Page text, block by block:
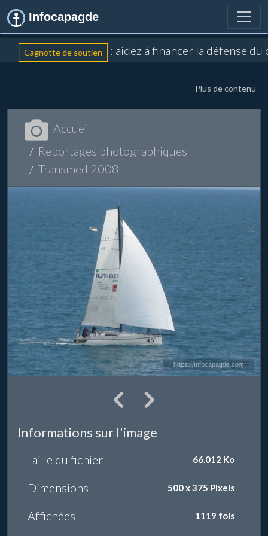
Infocapagde
Cagnotte de soutien : aidez à financer la défense
Plus de contenu
Accueil
Reportages photographiques
Transmed 2008
Informations sur l'image
Taille du fichier 66.012 Ko
Dimensions 500 x 375 Pixels
Affichées 1119 fois